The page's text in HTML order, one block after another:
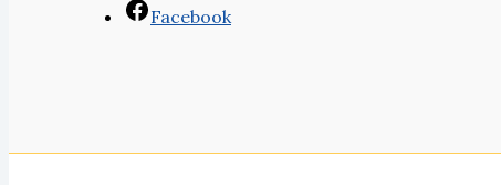
Facebook